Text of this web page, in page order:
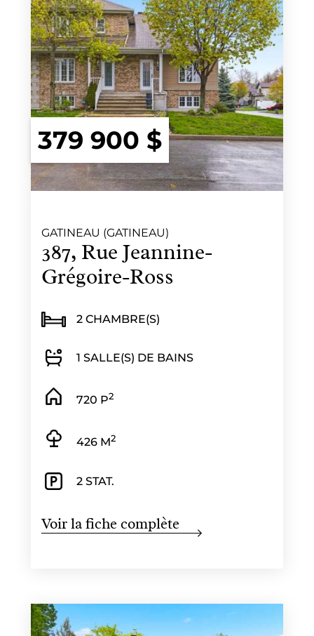
379 900 $
GATINEAU (GATINEAU)
387, Rue Jeannine-
Grégoire-Ross
2 CHAMBRE(S)
1 SALLE(S) DE BAINS
720 P2
426 M2
2 STAT.
Voir la fiche complète